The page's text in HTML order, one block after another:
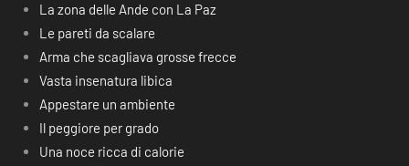
La zona delle Ande con La Paz
Le pareti da scalare
Arma che scagliava grosse frecce
Vasta insenatura libica
Appestare un ambiente
Il peggiore per grado
Una noce ricca di calorie